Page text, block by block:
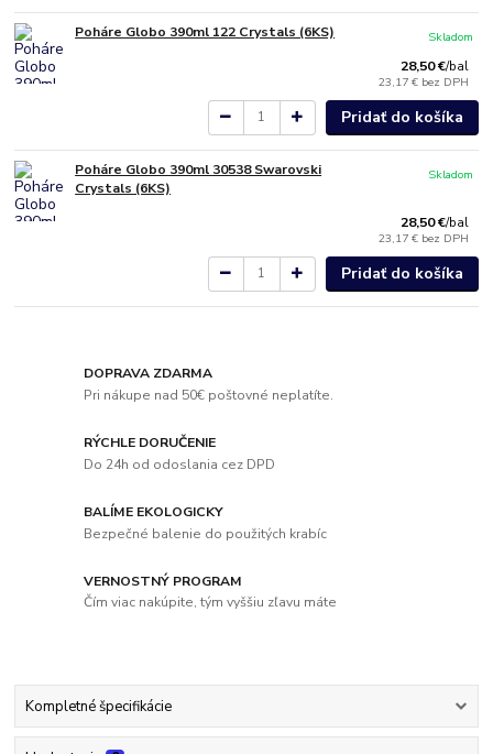
Poháre Globo 390ml 122 Crystals (6KS)
28,50 €/bal
23,17 € bez DPH
Skladom
Pridať do košíka
Poháre Globo 390ml 30538 Swarovski
Crystals (6KS)
28,50 €/bal
23,17 € bez DPH
Skladom
Pridať do košíka
DOPRAVA ZDARMA
Pri nákupe nad 50€ poštovné neplatíte.
RÝCHLE DORUČENIE
Do 24h od odoslania cez DPD
BALÍME EKOLOGICKY
Bezpečné balenie do použitých krabíc
VERNOSTNÝ PROGRAM
Čím viac nakúpite, tým vyššiu zľavu máte
Kompletné špecifikácie